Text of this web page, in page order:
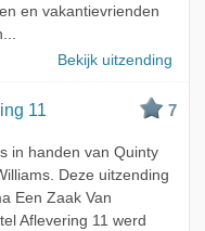
en vakantievrienden
Bekijk uitzending
11 7
in handen van Quinty
Deze uitzending
Een Zaak Van
Aflevering 11 werd